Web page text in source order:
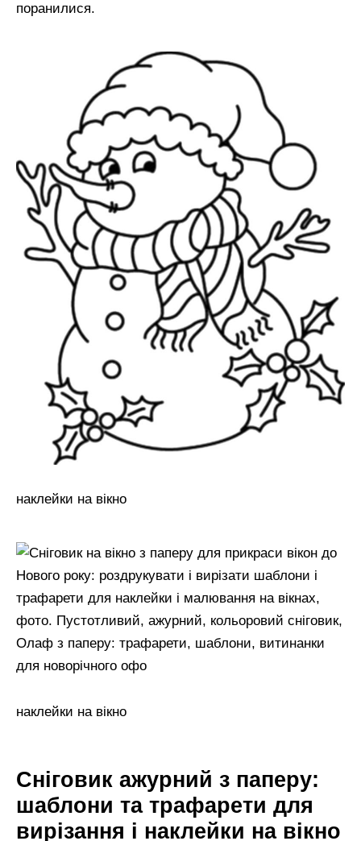
поранилися.
наклейки на вікно
наклейки на вікно
Сніговик ажурний з паперу:
шаблони та трафарети для
вирізання і наклейки на вікно